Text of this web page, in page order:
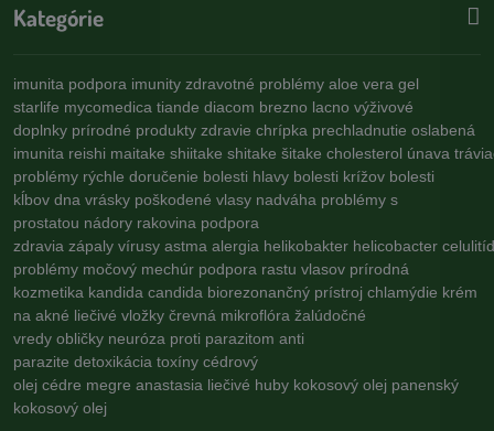
Kategórie
imunita podpora imunity zdravotné problémy aloe vera gel
starlife mycomedica tiande diacom brezno lacno výživové
doplnky prírodné produkty zdravie chrípka prechladnutie oslabená
imunita reishi maitake shiitake shitake šitake cholesterol únava
problémy rýchle doručenie bolesti hlavy bolesti krížov bolesti
kĺbov dna vrásky poškodené vlasy nadváha problémy s
prostatou nádory rakovina podpora
zdravia zápaly vírusy astma alergia helikobakter helicobacter
problémy močový mechúr podpora rastu vlasov prírodná
kozmetika kandida candida biorezonančný prístroj chlamýdie krém
na akné liečivé vložky črevná mikroflóra žalúdočné
vredy obličky neuróza proti parazitom anti
parazite detoxikácia toxíny cédrový
olej cédre megre anastasia liečivé huby kokosový olej panenský
kokosový olej